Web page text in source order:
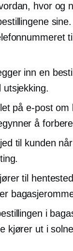
hvor og
inn en
utsjekking.
på e-post om
å
til kunden
til
i
kjører ut i